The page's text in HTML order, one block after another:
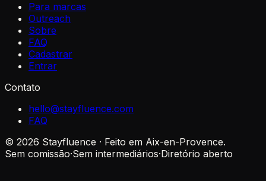
Para marcas
Outreach
Sobre
FAQ
Cadastrar
Entrar
Contato
hello@stayfluence.com
FAQ
© 2026 Stayfluence · Feito em Aix-en-Provence.
Sem comissão·Sem intermediários·Diretório aberto